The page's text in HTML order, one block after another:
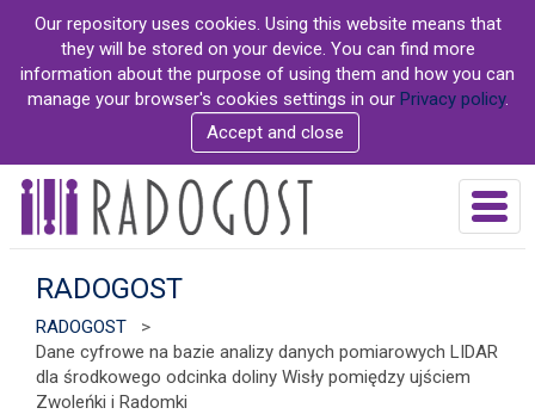
m
Our repository uses cookies. Using this website means that
they will be stored on your device. You can find more
information about the purpose of using them and how you can
manage your browser's cookies settings in our Privacy policy.
Accept and close
T
o
n
RADOGOST
RADOGOST
>
Dane cyfrowe na bazie analizy danych pomiarowych LIDAR
dla środkowego odcinka doliny Wisły pomiędzy ujściem
Zwoleńki i Radomki